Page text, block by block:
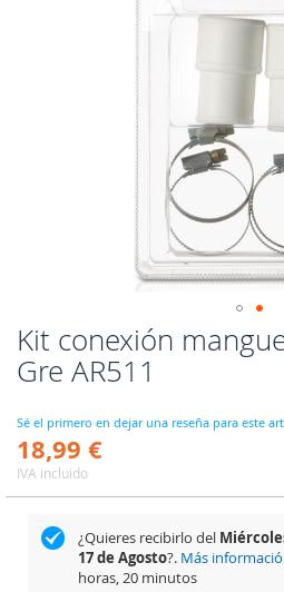
Kit conexión
Gre AR511
Sé el primero en dejar una reseña para este
18,99 €
IVA incluido
¿Quieres recibirlo del
17 de Agosto?. Más
horas, 20 minutos
Saltar
al
comienzo
la
galería
de